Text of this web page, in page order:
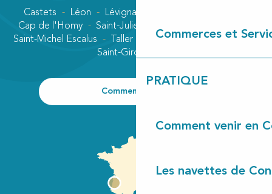
Commerces et
PRATIQUE
Comment venir en
Les navettes de
Castets Léon Lévignacq
Cap de l'Homy
Saint-Julien-en-Born
Saint-Michel Escalus
Taller Uza
Vielle-Saint-Girons
Saint-Girons plage
Comment venir ?